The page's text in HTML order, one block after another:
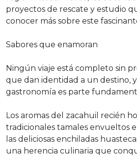
proyectos de rescate y estudio
conocer más sobre este
Sabores que enamoran
Ningún viaje está completo sin
que dan identidad a un destino,
gastronomía es parte
Los aromas del zacahuil recién
tradicionales tamales envueltos
las deliciosas enchiladas
una herencia culinaria que